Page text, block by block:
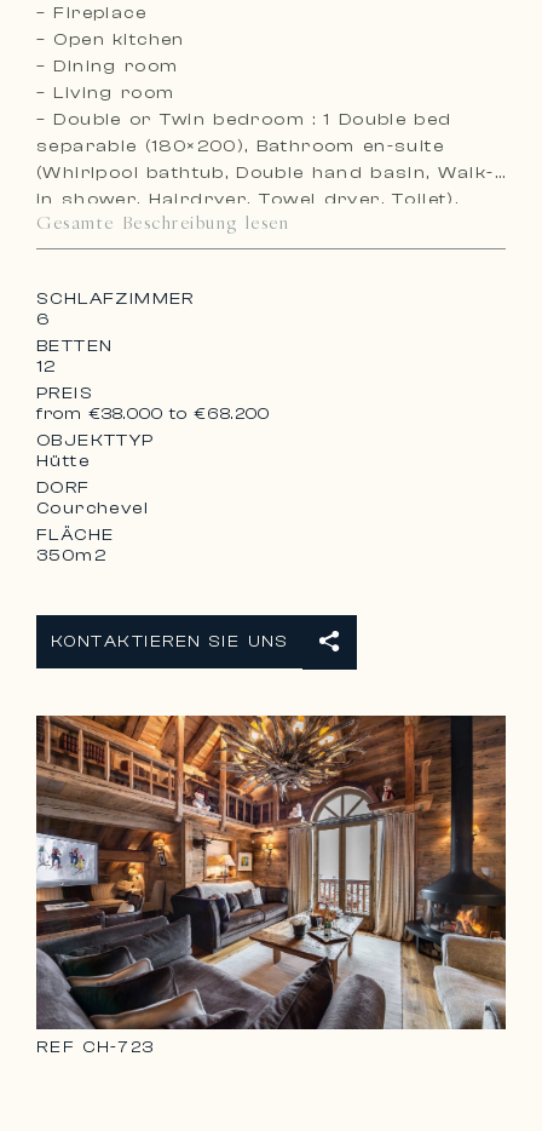
– Fireplace
– Open kitchen
– Dining room
– Living room
– Double or Twin bedroom : 1 Double bed
separable (180×200), Bathroom en-suite
(Whirlpool bathtub, Double hand basin, Walk-
in shower, Hairdryer, Towel dryer, Toilet),
Safe, Chest of drawers, Wardrobe, TV
Gesamte Beschreibung lesen
SCHLAFZIMMER
6
BETTEN
12
PREIS
from €38.000 to €68.200
OBJEKTTYP
Hütte
DORF
Courchevel
FLÄCHE
350m2
KONTAKTIEREN SIE UNS
REF CH-723